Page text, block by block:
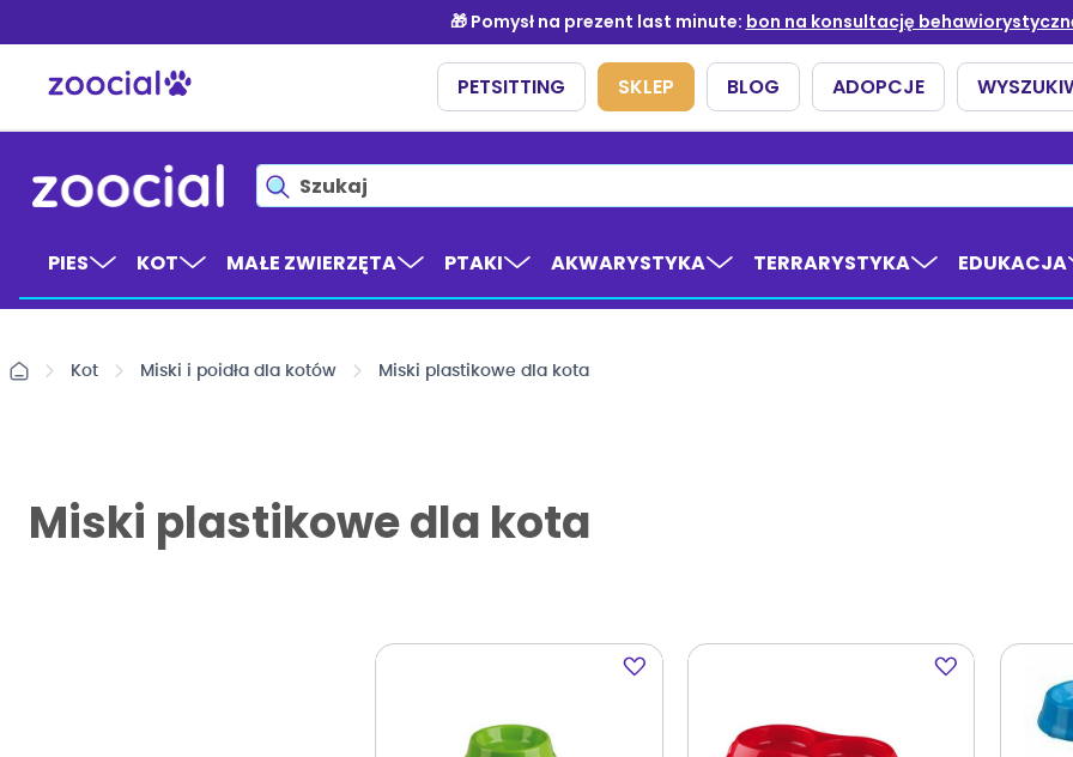
treści
PIES KOT MAŁE ZWIERZĘTA PTAKI AKWARYSTYKA TERRARYSTYKA EDUKACJA
Kot Miski i poidła dla kotów Miski plastikowe dla kota
Miski plastikowe dla kota
Dodaj
do
Dodaj
do